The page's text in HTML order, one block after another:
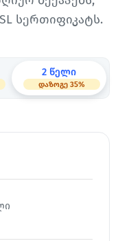
სერთიფიკატს.
2 წელი
დაზოგე 35%